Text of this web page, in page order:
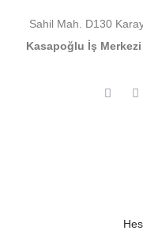
Sahil Mah. D130
Kasapoğlu İş